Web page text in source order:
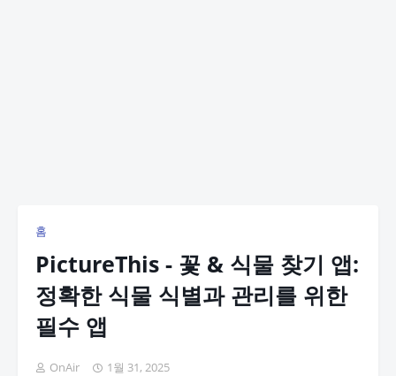
홈
PictureThis - 꽃 & 식물 찾기 앱:
정확한 식물 식별과 관리를 위한
필수 앱
OnAir 1월 31, 2025